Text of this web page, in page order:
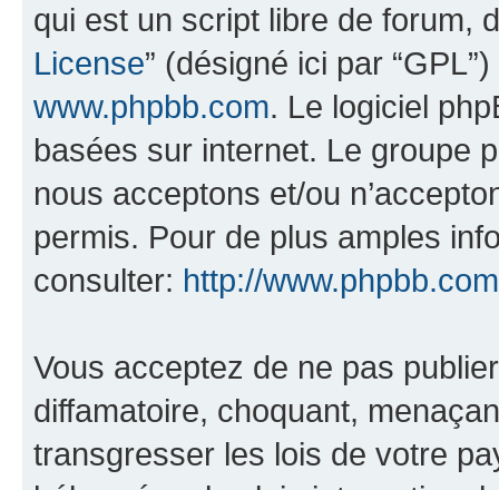
qui est un script libre de forum,
License” (désigné ici par
www.phpbb.com. Le logiciel
basées sur internet. Le groupe
nous acceptons et/ou
permis. Pour de plus amples
consulter: http://
Vous acceptez de ne pas
diffamatoire, choquant,
transgresser les lois de votre